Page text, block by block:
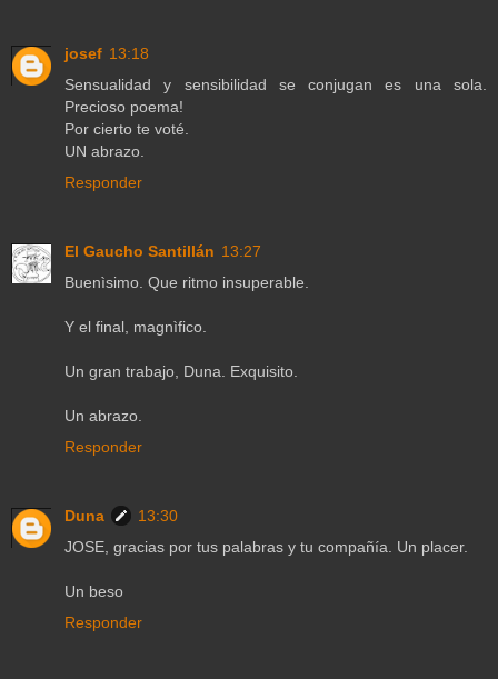
josef 13:18
Sensualidad y sensibilidad se conjugan es una sola.
Precioso poema!
Por cierto te voté.
UN abrazo.
Responder
El Gaucho Santillán 13:27
Buenìsimo. Que ritmo insuperable.
Y el final, magnìfico.
Un gran trabajo, Duna. Exquisito.
Un abrazo.
Responder
Duna
13:30
JOSE, gracias por tus palabras y tu compañía. Un placer.
Un beso
Responder